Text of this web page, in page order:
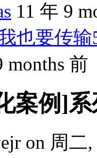
11 年 9
也要传
months 前
案例]
on 周二,